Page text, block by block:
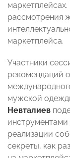
рассмотрения
маркетплейса.
Участники
рекомендаций
мужской
Невталиев
реализации
секреты, как